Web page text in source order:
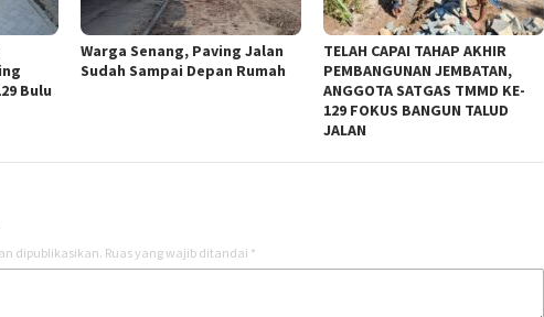
Bulu
Warga Senang, Paving Jalan
Sudah Sampai Depan Rumah
TELAH CAPAI TAHAP AKHIR
PEMBANGUNAN JEMBATAN,
ANGGOTA SATGAS TMMD KE-
129 FOKUS BANGUN TALUD
JALAN
dipublikasikan. Ruas yang wajib ditandai *